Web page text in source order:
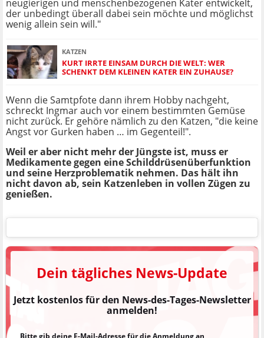
neugierigen und menschenbezogenen Kater entwickelt,
der unbedingt überall dabei sein möchte und möglichst
wenig allein sein will."
KATZEN
KURT IRRTE EINSAM DURCH DIE WELT: WER
SCHENKT DEM KLEINEN KATER EIN ZUHAUSE?
Wenn die Samtpfote dann ihrem Hobby nachgeht,
schreckt Ingmar auch vor einem bestimmten Gemüse
nicht zurück. Er gehöre nämlich zu den Katzen, "die keine
Angst vor Gurken haben … im Gegenteil!".
Weil er aber nicht mehr der Jüngste ist, muss er
Medikamente gegen eine Schilddrüsenüberfunktion
und seine Herzproblematik nehmen. Das hält ihn
nicht davon ab, sein Katzenleben in vollen Zügen zu
genießen.
Dein tägliches News-Update
Jetzt kostenlos für den News-des-Tages-Newsletter
anmelden!